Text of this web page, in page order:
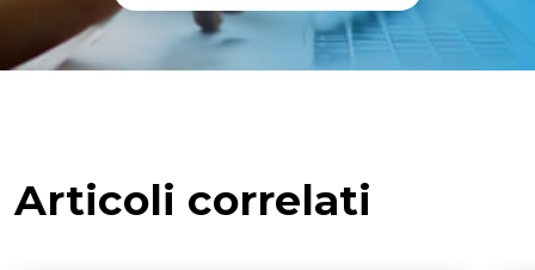
Articoli correlati